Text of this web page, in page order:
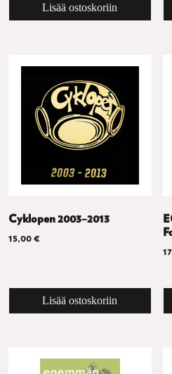
Lisää ostoskoriin
Cyklopen 2003–2013
15,00 €
Lisää ostoskoriin